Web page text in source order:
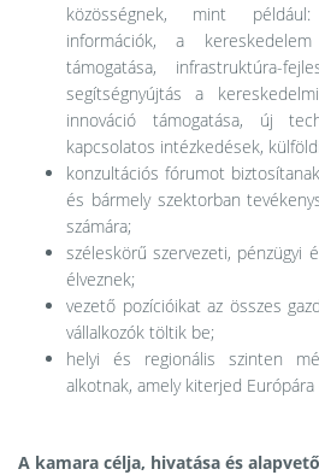
közösségnek, mint például:
információk, a
támogatása, infrastruktúra-
segítségnyújtás a
innováció támogatása, új
kapcsolatos intézkedések,
konzultációs fórumot
és bármely szektorban
számára;
széleskörű szervezeti, pénzügyi
élveznek;
vezető pozícióikat az összes
vállalkozók töltik be;
helyi és regionális szinten
alkotnak, amely kiterjed
A kamara célja, hivatása és